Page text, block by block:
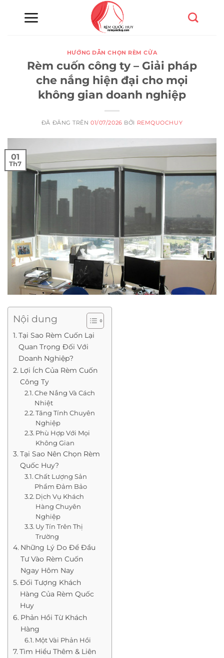
HƯỚNG DẪN CHỌN RÈM CỬA
Rèm cuốn công ty – Giải pháp
che nắng hiện đại cho mọi
không gian doanh nghiệp
ĐÃ ĐĂNG TRÊN01/07/2026 BỞI REMQUOCHUY
01
Th7
Nội dung
Tại Sao Rèm Cuốn Lại
Quan Trọng Đối Với
Doanh Nghiệp?
Lợi Ích Của Rèm Cuốn
Công Ty
Che Nắng Và Cách
Nhiệt
Tăng Tính Chuyên
Nghiệp
Phù Hợp Với Mọi
Không Gian
Tại Sao Nên Chọn Rèm
Quốc Huy?
Chất Lượng Sản
Phẩm Đảm Bảo
Dịch Vụ Khách
Hàng Chuyên
Nghiệp
Uy Tín Trên Thị
Trường
Những Lý Do Để Đầu
Tư Vào Rèm Cuốn
Ngay Hôm Nay
Đối Tượng Khách
Hàng Của Rèm Quốc
Huy
Phản Hồi Từ Khách
Hàng
Một Vài Phản Hồi
Tìm Hiểu Thêm & Liên